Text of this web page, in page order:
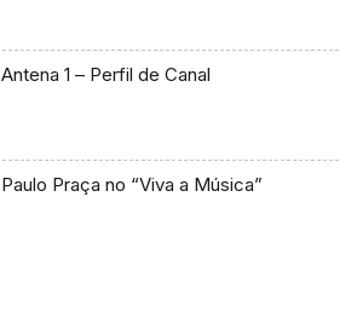
Antena 1 – Perfil de Canal
Paulo Praça no “Viva a Música”